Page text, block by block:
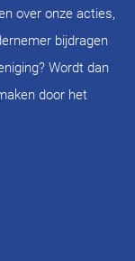
over onze acties,
bijdragen
Wordt dan
door het